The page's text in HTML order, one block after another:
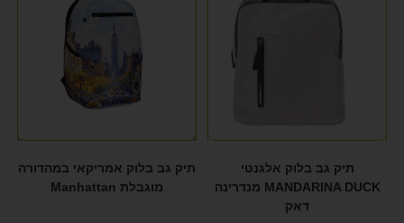
תיק גב בלוק אלגנטי
MANDARINA DUCK מנדרינה
דאק
תיק גב בלוק אמריקאי במהדורה
מוגבלת Manhattan